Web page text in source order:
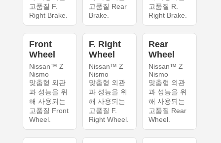
고품질 F.
Right Brake.
고품질 Rear
Brake.
고품질 R.
Right Brake.
Front
Wheel
Nissan™ Z
Nismo
맞춤형 외관
과 성능을 위
해 사용되는
고품질 Front
Wheel.
F. Right
Wheel
Nissan™ Z
Nismo
맞춤형 외관
과 성능을 위
해 사용되는
고품질 F.
Right Wheel.
Rear
Wheel
Nissan™ Z
Nismo
맞춤형 외관
과 성능을 위
해 사용되는
고품질 Rear
Wheel.